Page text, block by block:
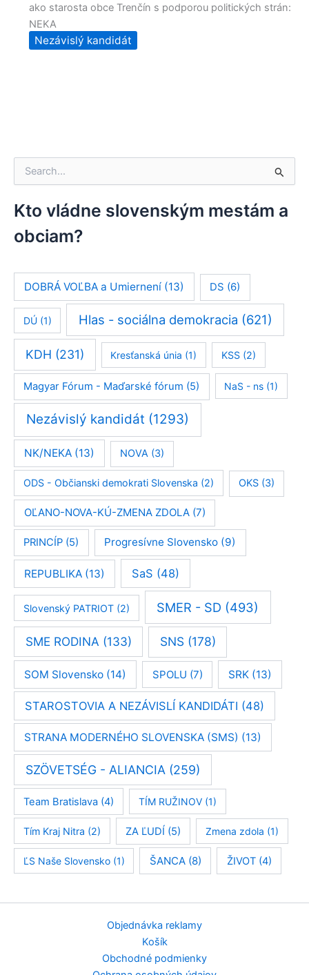
ľ
a
d
a
:
Kto vládne slovenským mestám a
obciam?
DOBRÁ VOĽBA a Umiernení(13) DS (6)
DÚ(1) Hlas - sociálna demokracia (621)
KDH (231) Kresťanská únia (1) KSS(2)
Magyar Fórum - Maďarské fórum (5) NaS - ns (1)
Nezávislý kandidát (1293)
NK/NEKA(13) NOVA(3)
ODS - Občianski demokrati Slovenska (2) OKS(3)
OĽANO-NOVA-KÚ-ZMENA ZDOLA(7)
PRINCÍP (5) Progresívne Slovensko (9)
REPUBLIKA(13) SaS (48)
Slovenský PATRIOT(2) SMER - SD (493)
SME RODINA (133) SNS (178)
SOM Slovensko (14) SPOLU (7) SRK (13)
STAROSTOVIA A NEZÁVISLÍ KANDIDÁTI (48)
STRANA MODERNÉHO SLOVENSKA (SMS) (13)
SZÖVETSÉG - ALIANCIA (259)
Team Bratislava (4) TÍM RUŽINOV (1)
Tím Kraj Nitra (2) ZA ĽUDÍ (5) Zmena zdola (1)
ĽS Naše Slovensko(1) ŠANCA(8) ŽIVOT(4)
ako starosta obce Trenčín s podporou politických strán:
NEKA
Nezávislý kandidát
Objednávka reklamy
Košík
Obchodné podmienky